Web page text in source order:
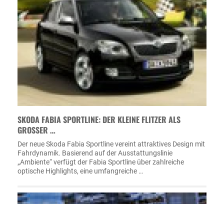
SKODA FABIA SPORTLINE: DER KLEINE FLITZER ALS
GROSSER …
Der neue Skoda Fabia Sportline vereint attraktives Design mit
Fahrdynamik. Basierend auf der Ausstattungslinie
„Ambiente“ verfügt der Fabia Sportline über zahlreiche
optische Highlights, eine umfangreiche …